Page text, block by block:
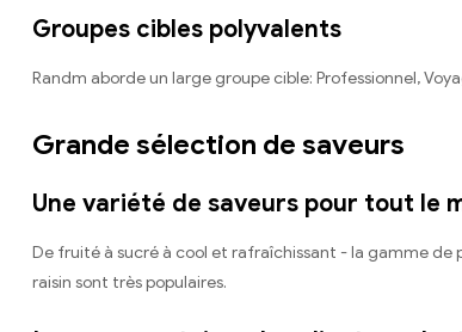
Groupes cibles polyvalents
Randm aborde un large groupe cible: Professionnel,
Grande sélection de saveurs
Une variété de saveurs pour tout le
De fruité à sucré à cool et rafraîchissant - la gamme de
raisin sont très populaires.